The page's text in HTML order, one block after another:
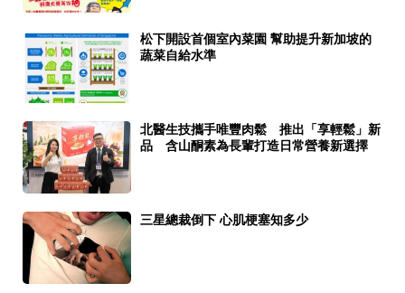
松下開設首個室內菜園 幫助提升新加坡的
蔬菜自給水準
北醫生技攜手唯豐肉鬆 推出「享輕鬆」新
品 含山酮素為長輩打造日常營養新選擇
三星總裁倒下 心肌梗塞知多少